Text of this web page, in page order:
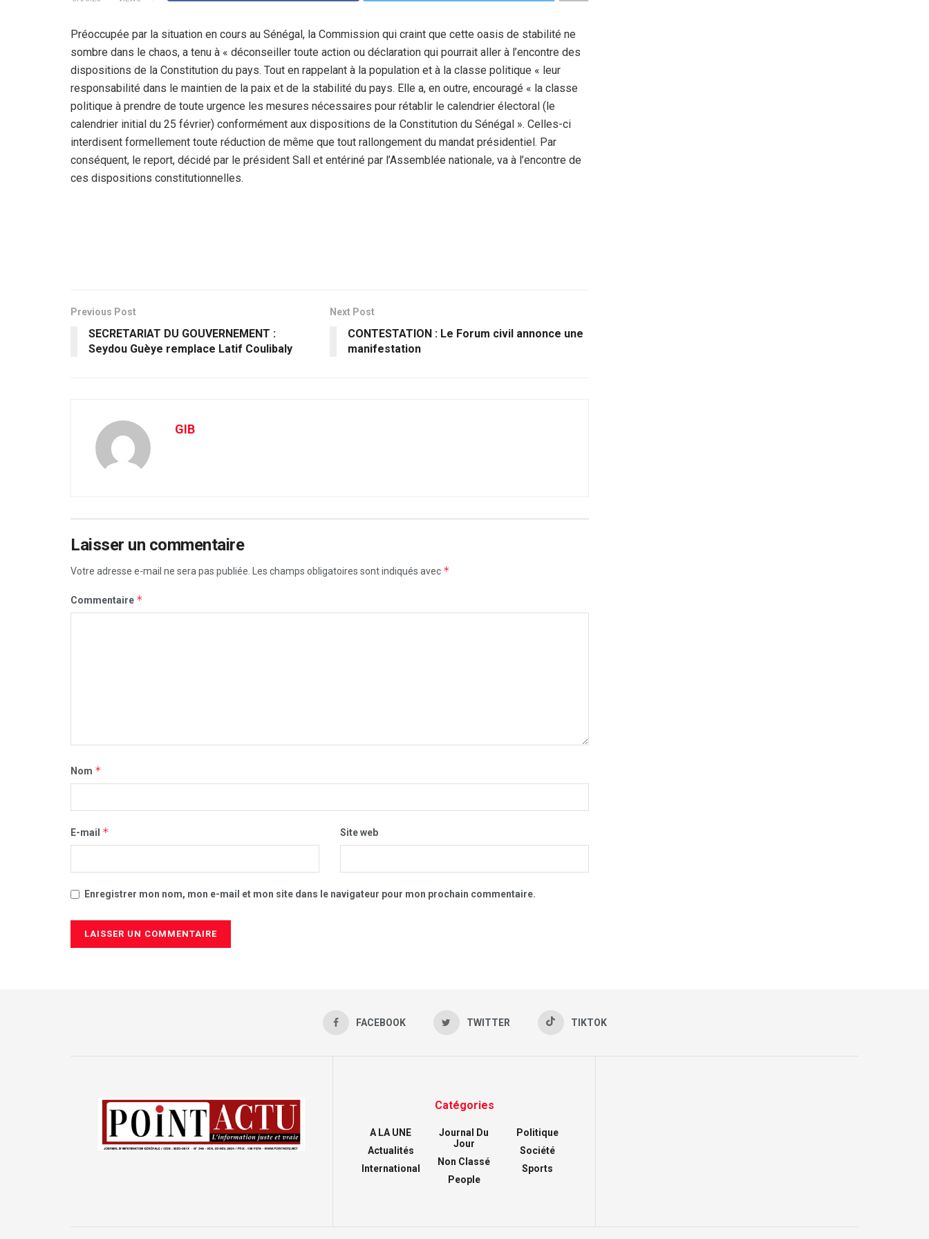
Préoccupée par la situation en cours au Sénégal, la Commission qui craint que cette oasis de stabilité ne
sombre dans le chaos, a tenu à « déconseiller toute action ou déclaration qui pourrait aller à l’encontre des
dispositions de la Constitution du pays. Tout en rappelant à la population et à la classe politique « leur
responsabilité dans le maintien de la paix et de la stabilité du pays. Elle a, en outre, encouragé « la classe
politique à prendre de toute urgence les mesures nécessaires pour rétablir le calendrier électoral (le
calendrier initial du 25 février) conformément aux dispositions de la Constitution du Sénégal ». Celles-ci
interdisent formellement toute réduction de même que tout rallongement du mandat présidentiel. Par
conséquent, le report, décidé par le président Sall et entériné par l’Assemblée nationale, va à l’encontre de
ces dispositions constitutionnelles.
Previous Post
SECRETARIAT DU GOUVERNEMENT :
Seydou Guèye remplace Latif Coulibaly
Next Post
CONTESTATION : Le Forum civil annonce une
manifestation
GIB
Laisser un commentaire
Votre adresse e-mail ne sera pas publiée. Les champs obligatoires sont indiqués avec *
Commentaire *
Nom *
E-mail * Site web
Enregistrer mon nom, mon e-mail et mon site dans le navigateur pour mon prochain commentaire.
FACEBOOK TWITTER TIKTOK
Catégories
A LA UNE
Actualités
International
Journal Du
Jour
Non Classé
People
Politique
Société
Sports